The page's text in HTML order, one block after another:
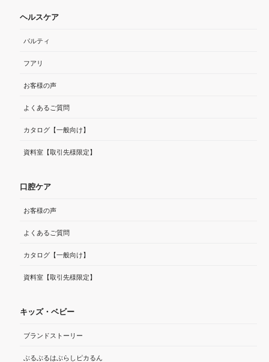
ヘルスケア
パルティ
フアリ
お客様の声
よくあるご質問
カタログ【一般向け】
資料室【取引先様限定】
口腔ケア
お客様の声
よくあるご質問
カタログ【一般向け】
資料室【取引先様限定】
キッズ・ベビー
ブランドストーリー
ぶるぶるはぶらしピカるん